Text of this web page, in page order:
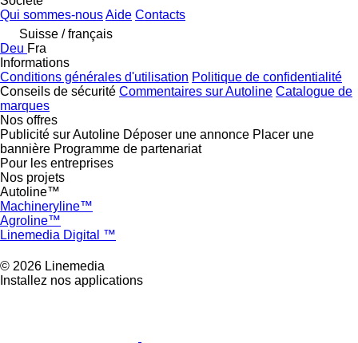
Qui sommes-nousAide Contacts
Suisse / français
Deu Fra
Informations
Conditions générales d'utilisation Politique de confidentialité
Conseils de sécurité Commentaires sur Autoline Catalogue de
marques
Nos offres
Publicité sur Autoline Déposer une annonce Placer une
bannière Programme de partenariat
Pour les entreprises
Nos projets
Autoline™
Machineryline™
Agroline™
Linemedia Digital ™
© 2026 Linemedia
Installez nos applications